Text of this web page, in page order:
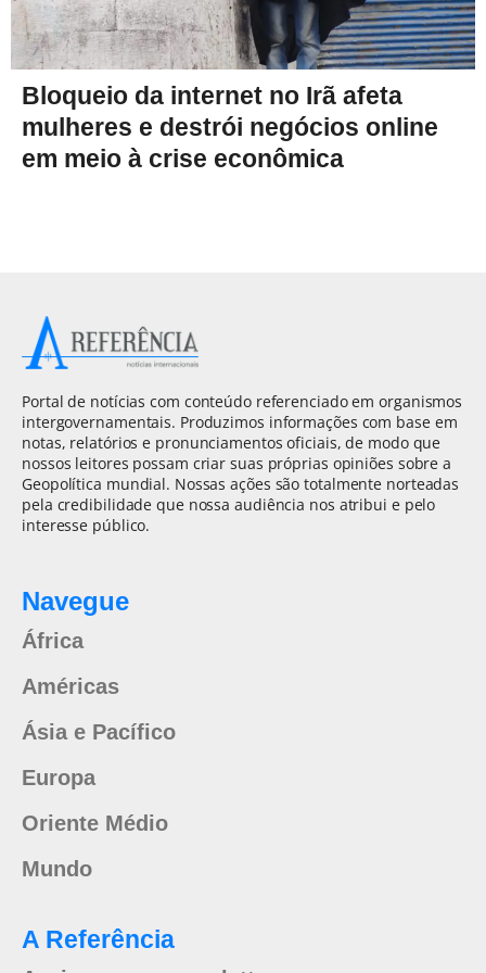
Bloqueio da internet no Irã afeta
mulheres e destrói negócios online
em meio à crise econômica
Portal de notícias com conteúdo referenciado em organismos
intergovernamentais. Produzimos informações com base em
notas, relatórios e pronunciamentos oficiais, de modo que
nossos leitores possam criar suas próprias opiniões sobre a
Geopolítica mundial. Nossas ações são totalmente norteadas
pela credibilidade que nossa audiência nos atribui e pelo
interesse público.
Navegue
África
Américas
Ásia e Pacífico
Europa
Oriente Médio
Mundo
A Referência